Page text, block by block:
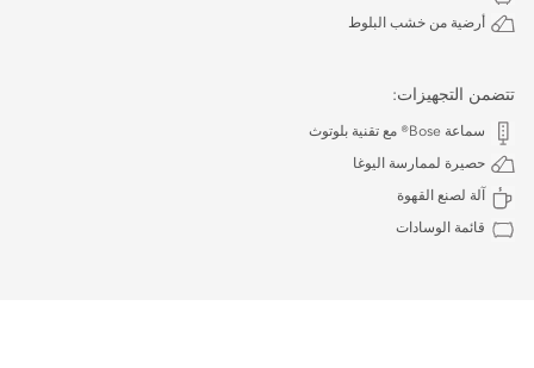
أرضية من خشب البلوط
تتضمن التجهيزات:
سماعة Bose® مع تقنية بلوتوث
حصيرة لممارسة اليوغا
آلة لصنع القهوة
قائمة الوسادات